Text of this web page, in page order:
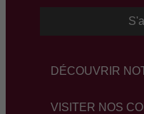
DÉCOUVRIR
VISITER NOS